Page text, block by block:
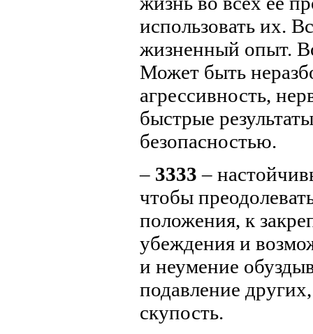
использовать их.
жизненный опыт.
Может быть
агрессивность,
быстрые
безопасностью.
– 3333 –
чтобы
положения, к
убеждения и
и неумение
подавление
скупость.